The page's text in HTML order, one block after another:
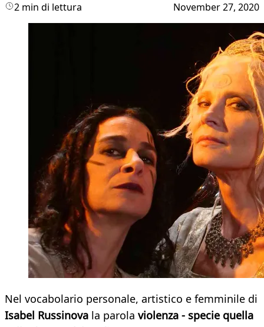
2 min di lettura November 27, 2020
Nel vocabolario personale, artistico e femminile di
Isabel Russinova la parola violenza - specie quella